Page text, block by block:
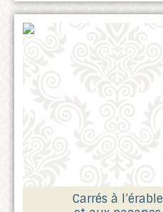
Carrés à l’érable